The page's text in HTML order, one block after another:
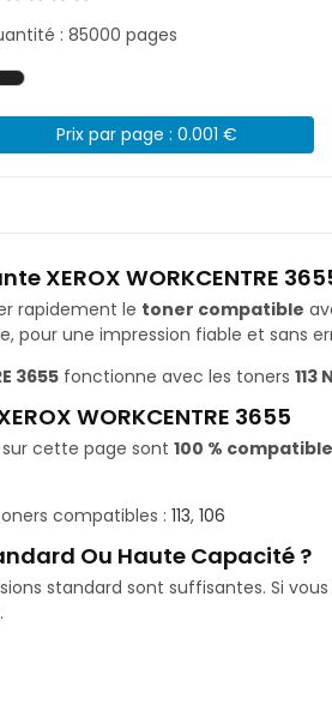
: 85000 pages
Prix par page : 0.001 €
XEROX WORKCENTRE
rapidement le toner compatible
pour une impression fiable et sans
3655 fonctionne avec les toners 113
WORKCENTRE 3655
cette page sont 100 %
compatibles : 113, 106
Ou Haute Capacité ?
standard sont suffisantes. Si